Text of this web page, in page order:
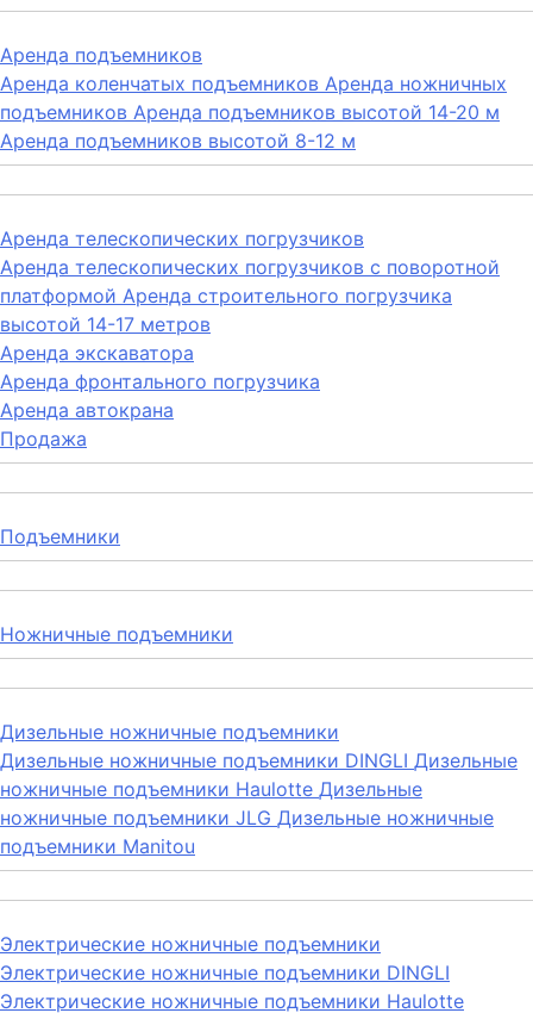
Аренда подъемников
Аренда коленчатых подъемников Аренда ножничных
подъемников Аренда подъемников высотой 14-20 м
Аренда подъемников высотой 8-12 м
Аренда телескопических погрузчиков
Аренда телескопических погрузчиков с поворотной
платформой Аренда строительного погрузчика
высотой 14-17 метров
Аренда экскаватора
Аренда фронтального погрузчика
Аренда автокрана
Продажа
Подъемники
Ножничные подъемники
Дизельные ножничные подъемники
Дизельные ножничные подъемники DINGLI Дизельные
ножничные подъемники Haulotte Дизельные
ножничные подъемники JLG Дизельные ножничные
подъемники Manitou
Электрические ножничные подъемники
Электрические ножничные подъемники DINGLI
Электрические ножничные подъемники Haulotte